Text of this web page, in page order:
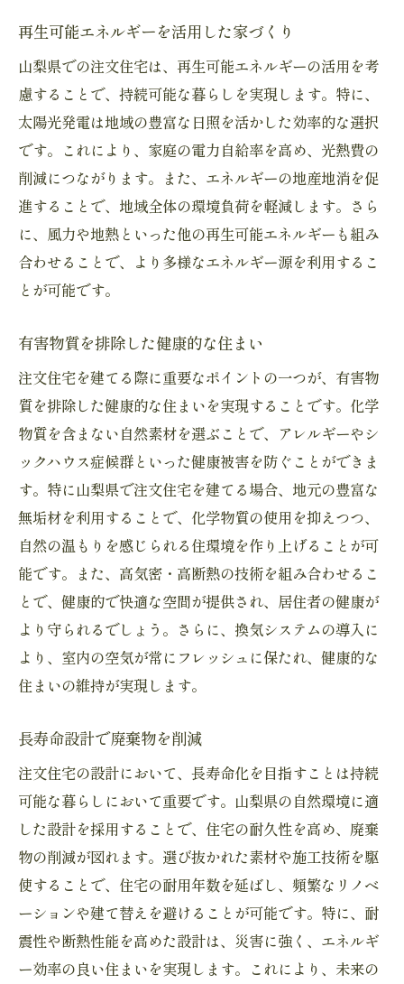
再生可能エネルギーを活用した家づくり
山梨県での注文住宅は、再生可能エネルギーの活用を考
慮することで、持続可能な暮らしを実現します。特に、
太陽光発電は地域の豊富な日照を活かした効率的な選択
です。これにより、家庭の電力自給率を高め、光熱費の
削減につながります。また、エネルギーの地産地消を促
進することで、地域全体の環境負荷を軽減します。さら
に、風力や地熱といった他の再生可能エネルギーも組み
合わせることで、より多様なエネルギー源を利用するこ
とが可能です。
有害物質を排除した健康的な住まい
注文住宅を建てる際に重要なポイントの一つが、有害物
質を排除した健康的な住まいを実現することです。化学
物質を含まない自然素材を選ぶことで、アレルギーやシ
ックハウス症候群といった健康被害を防ぐことができま
す。特に山梨県で注文住宅を建てる場合、地元の豊富な
無垢材を利用することで、化学物質の使用を抑えつつ、
自然の温もりを感じられる住環境を作り上げることが可
能です。また、高気密・高断熱の技術を組み合わせるこ
とで、健康的で快適な空間が提供され、居住者の健康が
より守られるでしょう。さらに、換気システムの導入に
より、室内の空気が常にフレッシュに保たれ、健康的な
住まいの維持が実現します。
長寿命設計で廃棄物を削減
注文住宅の設計において、長寿命化を目指すことは持続
可能な暮らしにおいて重要です。山梨県の自然環境に適
した設計を採用することで、住宅の耐久性を高め、廃棄
物の削減が図れます。選び抜かれた素材や施工技術を駆
使することで、住宅の耐用年数を延ばし、頻繁なリノベ
ーションや建て替えを避けることが可能です。特に、耐
震性や断熱性能を高めた設計は、災害に強く、エネルギ
ー効率の良い住まいを実現します。これにより、未来の